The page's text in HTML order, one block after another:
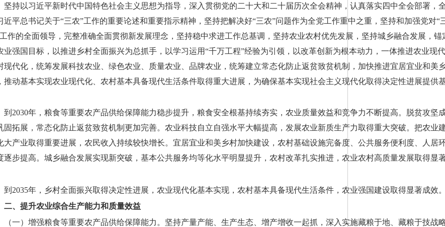
坚持以习近平新时代中国特色社会主义思想为指导，深入贯彻党的二十大和二十届历次全会精神，认真落实四中全会部署，
近平总书记关于“三农”工作的重要论述和重要指示精神，坚持把解决好“三农”问题作为全党工作重中之重，坚持和加强党对“
作的全面领导，完整准确全面贯彻新发展理念，坚持稳中求进工作总基调，坚持农业农村优先发展，坚持城乡融合发展，锚
业强国目标，以推进乡村全面振兴为总抓手，以学习运用“千万工程”经验为引领，以改革创新为根本动力，一体推进农业现
现代化，统筹发展科技农业、绿色农业、质量农业、品牌农业，统筹建立常态化防止返贫致贫机制，加快推进宜居宜业和美
推动基本实现农业现代化、农村基本具备现代生活条件取得重大进展，为确保基本实现社会主义现代化取得决定性进展提供
到2030年，粮食等重要农产品供给保障能力稳步提升，粮食安全根基持续夯实，农业质量效益和竞争力不断提高。脱贫攻坚
固拓展，常态化防止返贫致贫机制更加完善。农业科技自立自强水平大幅提高，发展农业新质生产力取得重大突破。把农业
大产业取得重要进展，农民收入持续较快增长。宜居宜业和美乡村加快建设，农村基础设施完备度、公共服务便利度、人居
逐步提高。城乡融合发展实现新突破，基本公共服务均等化水平明显提升，农村改革扎实推进，农业农村高质量发展取得显
到2035年，乡村全面振兴取得决定性进展，农业现代化基本实现，农村基本具备现代生活条件，农业强国建设取得显著成效
二、提升农业综合生产能力和质量效益
（一）增强粮食等重要农产品供给保障能力。 坚持产量产能、生产生态、增产增收一起抓，深入实施藏粮于地、藏粮于技战